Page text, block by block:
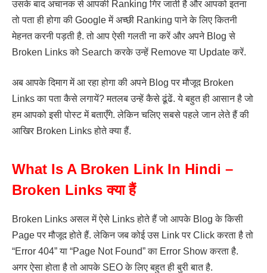
उसके बाद अचानक से आपकी Ranking गिर जाती है और आपको इतना
तो पता ही होगा की Google में अच्छी Ranking पाने के लिए कितनी
मेहनत करनी पड़ती है. तो आप ऐसी गलती ना करें और अपने Blog से
Broken Links को Search करके उन्हें Remove या Update करें.
अब आपके दिमाग में आ रहा होगा की अपने Blog पर मौजूद Broken
Links का पता कैसे लगायें? मतलब उन्हें कैसे ढूंढें. ये बहुत ही आसान है जो
हम आपको इसी पोस्ट में बताएँगे. लेकिन चलिए सबसे पहले जान लेते हैं की
आखिर Broken Links होते क्या हैं.
What Is A Broken Link In Hindi –
Broken Links क्या हैं
Broken Links असल में ऐसे Links होते हैं जो आपके Blog के किसी
Page पर मौजूद होते हैं. लेकिन जब कोई उस Link पर Click करता है तो
“Error 404” या “Page Not Found” का Error Show करता है.
अगर ऐसा होता है तो आपके SEO के लिए बहुत ही बुरी बात है.